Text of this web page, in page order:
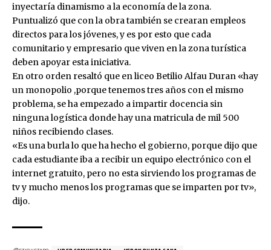
inyectaría dinamismo a la economía de la zona.
Puntualizó que con la obra también se crearan empleos
directos para los jóvenes, y es por esto que cada
comunitario y empresario que viven en la zona turística
deben apoyar esta iniciativa.
En otro orden resaltó que en liceo Betilio Alfau Duran «hay
un monopolio ,porque tenemos tres años con el mismo
problema, se ha empezado a impartir docencia sin
ninguna logística donde hay una matricula de mil 500
niños recibiendo clases.
«Es una burla lo que ha hecho el gobierno, porque dijo que
cada estudiante iba a recibir un equipo electrónico con el
internet gratuito, pero no esta sirviendo los programas de
tv y mucho menos los programas que se imparten por tv»,
dijo.